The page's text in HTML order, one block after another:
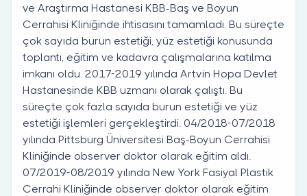
ve Araştırma Hastanesi KBB-Baş ve Boyun
Cerrahisi Kliniğinde ihtisasını tamamladı. Bu süreçte
çok sayıda burun estetiği, yüz estetiği konusunda
toplantı, eğitim ve kadavra çalışmalarına katılma
imkanı oldu. 2017-2019 yılında Artvin Hopa Devlet
Hastanesinde KBB uzmanı olarak çalıştı. Bu
süreçte çok fazla sayıda burun estetiği ve yüz
estetiği işlemleri gerçekleştirdi. 04/2018-07/2018
yılında Pittsburg Üniversitesi Baş-Boyun Cerrahisi
Kliniğinde observer doktor olarak eğitim aldı.
07/2019-08/2019 yılında New York Fasiyal Plastik
Cerrahi Kliniğinde observer doktor olarak eğitim